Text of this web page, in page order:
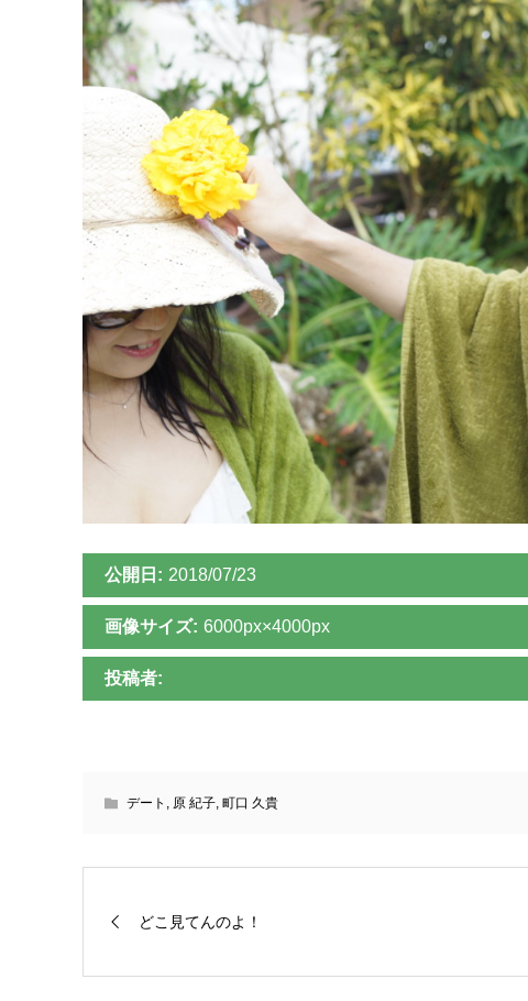
公開日: 2018/07/23
画像サイズ: 6000px×4000px
投稿者:
デート 原 紀子, 町口 久貴
どこ見てんのよ！